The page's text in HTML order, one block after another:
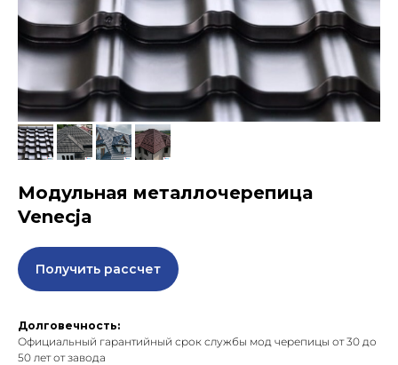
Модульная металлочерепица
Venecja
Получить рассчет
Долговечность:
Официальный гарантийный срок службы мод черепицы от 30 до
50 лет от завода